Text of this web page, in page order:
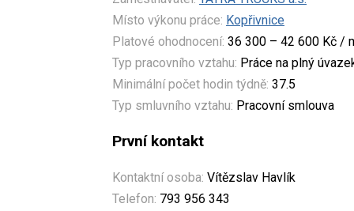
Místo výkonu práce: Kopřivnice
Platové ohodnocení: 36 300 – 42 600 Kč /
Typ pracovního vztahu: Práce na plný
Minimální počet hodin týdně: 37.5
Typ smluvního vztahu: Pracovní smlouva
První kontakt
Kontaktní osoba: Vítězslav Havlík
Telefon: 793 956 343